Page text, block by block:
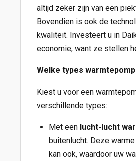
altijd zeker zijn van een
Bovendien is ook de
kwaliteit. Investeert u in
economie, want ze stellen
Welke types
Kiest u voor een
verschillende types:
Met een lucht-lucht
buitenlucht. Deze
kan ook, waardoor uw